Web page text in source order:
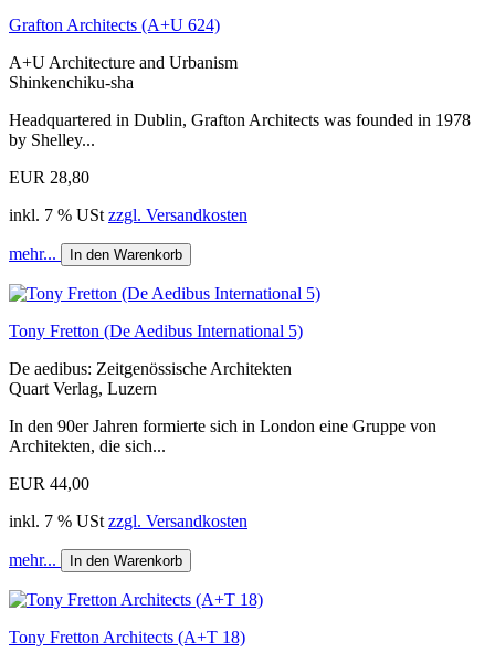
Grafton Architects (A+U 624)
A+U Architecture and Urbanism
Shinkenchiku-sha
Headquartered in Dublin, Grafton Architects was founded in 1978
by Shelley...
EUR 28,80
inkl. 7 % USt zzgl. Versandkosten
mehr... In den Warenkorb
Tony Fretton (De Aedibus International 5)
De aedibus: Zeitgenössische Architekten
Quart Verlag, Luzern
In den 90er Jahren formierte sich in London eine Gruppe von
Architekten, die sich...
EUR 44,00
inkl. 7 % USt zzgl. Versandkosten
mehr... In den Warenkorb
Tony Fretton Architects (A+T 18)